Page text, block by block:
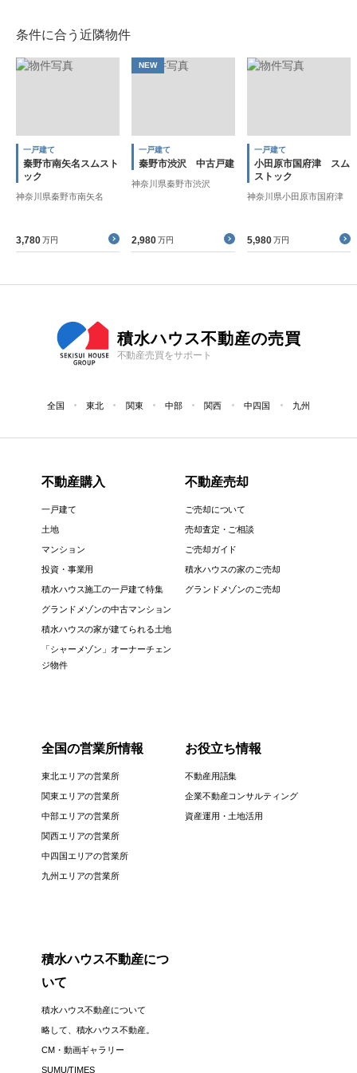
条件に合う近隣物件
一戸建て
秦野市南矢名スムスト
ック
神奈川県秦野市南矢名
3,780 万円
NEW
一戸建て
秦野市渋沢 中古戸建
神奈川県秦野市渋沢
2,980 万円
一戸建て
小田原市国府津 スム
ストック
神奈川県小田原市国府津
5,980 万円
積水ハウス不動産の売買
不動産売買をサポート
全国 東北 関東 中部 関西 中四国 九州
不動産購入
一戸建て
土地
マンション
投資・事業用
積水ハウス施工の一戸建て特集
グランドメゾンの中古マンション
積水ハウスの家が建てられる土地
「シャーメゾン」オーナーチェン
ジ物件
不動産売却
ご売却について
売却査定・ご相談
ご売却ガイド
積水ハウスの家のご売却
グランドメゾンのご売却
全国の営業所情報
東北エリアの営業所
関東エリアの営業所
中部エリアの営業所
関西エリアの営業所
中四国エリアの営業所
九州エリアの営業所
お役立ち情報
不動産用語集
企業不動産コンサルティング
資産運用・土地活用
積水ハウス不動産につ
いて
積水ハウス不動産について
略して、積水ハウス不動産。
CM・動画ギャラリー
SUMU/TIMES